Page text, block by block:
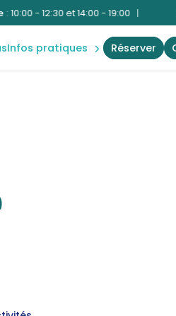
- 12:30 et 14:00 - 19:00 | Bien-Être
infos pratiques
accès &
règles
réserver